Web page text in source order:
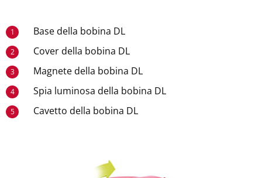
1 Base della bobina DL
2 Cover della bobina DL
3 Magnete della bobina DL
4 Spia luminosa della bobina DL
5 Cavetto della bobina DL